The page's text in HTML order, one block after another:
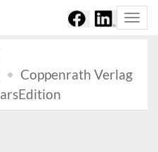
Coppenrath Verlag
arsEdition